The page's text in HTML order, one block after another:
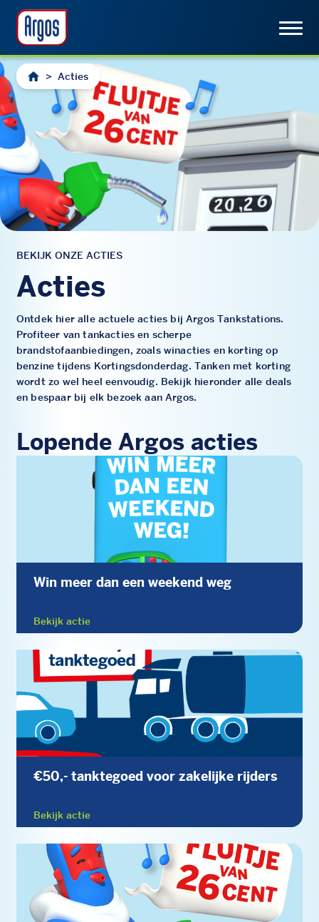
> Acties
BEKIJK ONZE ACTIES
Acties
Ontdek hier alle actuele acties bij Argos Tankstations.
Profiteer van tankacties en scherpe
brandstofaanbiedingen, zoals winacties en korting op
benzine tijdens Kortingsdonderdag. Tanken met korting
wordt zo wel heel eenvoudig. Bekijk hieronder alle deals
en bespaar bij elk bezoek aan Argos.
Lopende Argos acties
Win meer dan een weekend weg
Bekijk actie
€50,- tanktegoed voor zakelijke rijders
Bekijk actie